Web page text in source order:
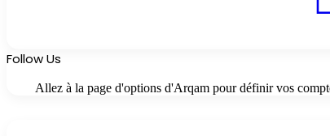
Follow Us
Allez à la page d'options d'Arqam pour définir vos